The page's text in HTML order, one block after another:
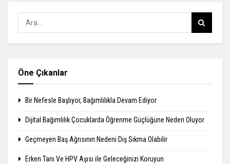
Öne Çıkanlar
Bir Nefesle Başlıyor, Bağımlılıkla Devam Ediyor
Dijital Bağımlılık Çocuklarda Öğrenme Güçlüğüne Neden Oluyor
Geçmeyen Baş Ağrısının Nedeni Diş Sıkma Olabilir
Erken Tanı Ve HPV Aşısı ile Geleceğinizi Koruyun